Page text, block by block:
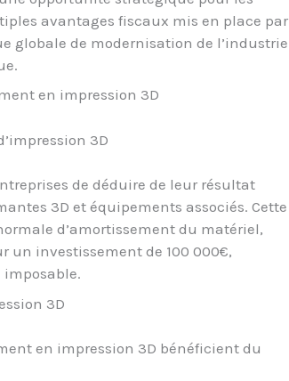
avantages fiscaux mis en place par
globale de modernisation de l’industrie
en impression 3D
3D
de déduire de leur résultat
3D et équipements associés. Cette
d’amortissement du matériel,
un investissement de 100 000€,
imposable.
3D
en impression 3D bénéficient du